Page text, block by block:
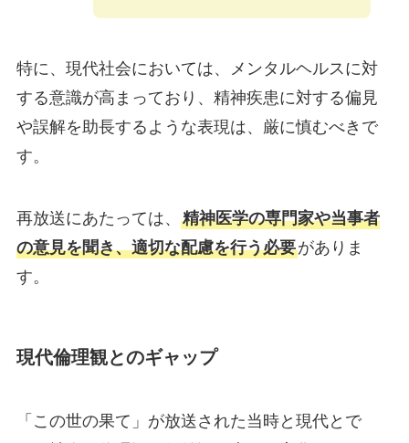
特に、現代社会においては、メンタルヘルスに対
する意識が高まっており、精神疾患に対する偏見
や誤解を助長するような表現は、厳に慎むべきで
す。
再放送にあたっては、 精神医学の専門家や当事者
の意見を聞き、適切な配慮を行う必要がありま
す。
現代倫理観とのギャップ
「この世の果て」が放送された当時と現代とで